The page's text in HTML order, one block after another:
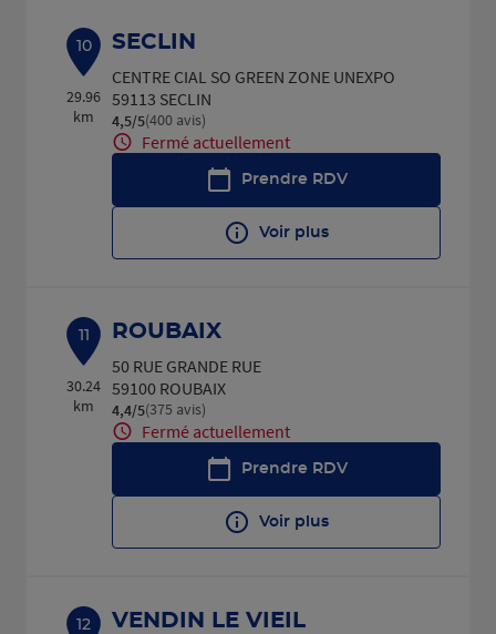
10
29.96
km
SECLIN
CENTRE CIAL SO GREEN ZONE UNEXPO
59113 SECLIN
4,5/5Note de 4.5 sur 5
(400 avis)
Fermé actuellement
Prendre RDV
Voir plus
11
30.24
km
ROUBAIX
50 RUE GRANDE RUE
59100 ROUBAIX
4,4/5Note de 4.4 sur 5
(375 avis)
Fermé actuellement
Prendre RDV
Voir plus
12
VENDIN LE VIEIL